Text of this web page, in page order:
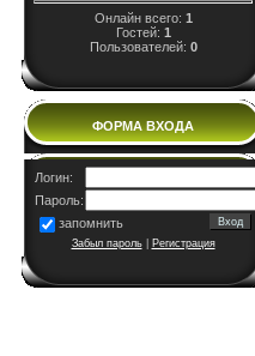
Онлайн всего: 1
Гостей: 1
Пользователей: 0
ФОРМА ВХОДА
Логин:
Пароль:
запомнить
Забыл пароль| Регистрация